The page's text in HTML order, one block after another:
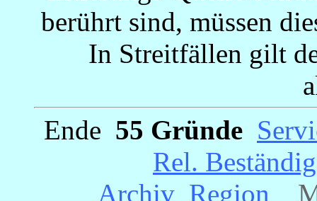
berührt sind, müssen
In Streitfällen gilt
Ende 55 Gründe
Rel.
Archiv_ Region